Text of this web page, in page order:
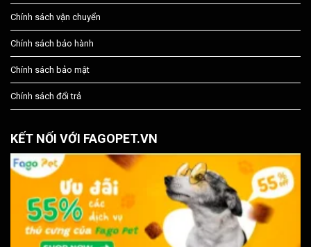
Chính sách vận chuyển
Chính sách bảo hành
Chính sách bảo mật
Chính sách đổi trả
KẾT NỐI VỚI FAGOPET.VN